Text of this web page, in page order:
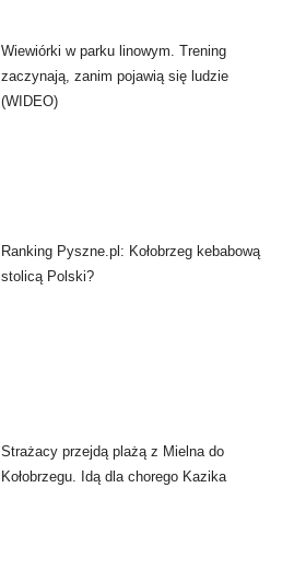
Wiewiórki w parku linowym. Trening
zaczynają, zanim pojawią się ludzie
(WIDEO)
Ranking Pyszne.pl: Kołobrzeg kebabową
stolicą Polski?
Strażacy przejdą plażą z Mielna do
Kołobrzegu. Idą dla chorego Kazika